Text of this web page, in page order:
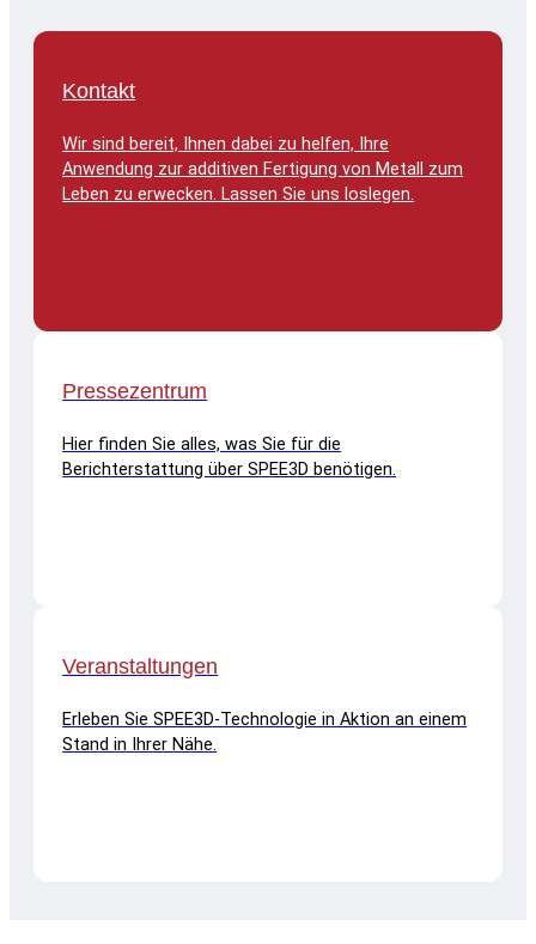
Kontakt
Wir sind bereit, Ihnen dabei zu helfen, Ihre
Anwendung zur additiven Fertigung von Metall zum
Leben zu erwecken. Lassen Sie uns loslegen.
Pressezentrum
Hier finden Sie alles, was Sie für die
Berichterstattung über SPEE3D benötigen.
Veranstaltungen
Erleben Sie SPEE3D-Technologie in Aktion an einem
Stand in Ihrer Nähe.